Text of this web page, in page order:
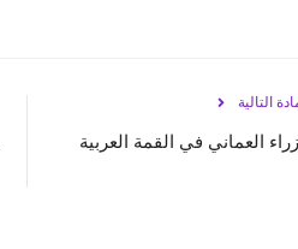
التالية
العماني في القمة العربية